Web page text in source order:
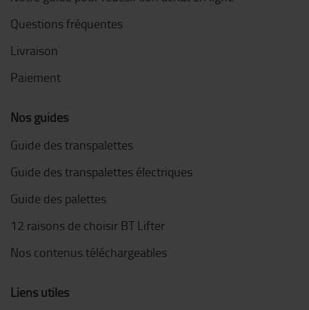
Questions fréquentes
Livraison
Paiement
Nos guides
Guide des transpalettes
Guide des transpalettes électriques
Guide des palettes
12 raisons de choisir BT Lifter
Nos contenus téléchargeables
Liens utiles